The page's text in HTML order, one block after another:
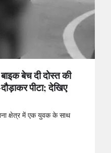
बेच दी दोस्त की
पीटा; देखिए
क्षेत्र में एक युवक के साथ